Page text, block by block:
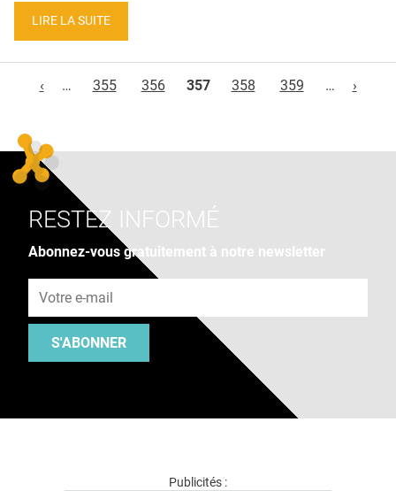
LIRE LA SUITE
‹
… 355 356 357 358 359 … ›
RESTEZ INFORMÉ
Abonnez-vous gratuitement à notre newsletter
S'ABONNER
Publicités :